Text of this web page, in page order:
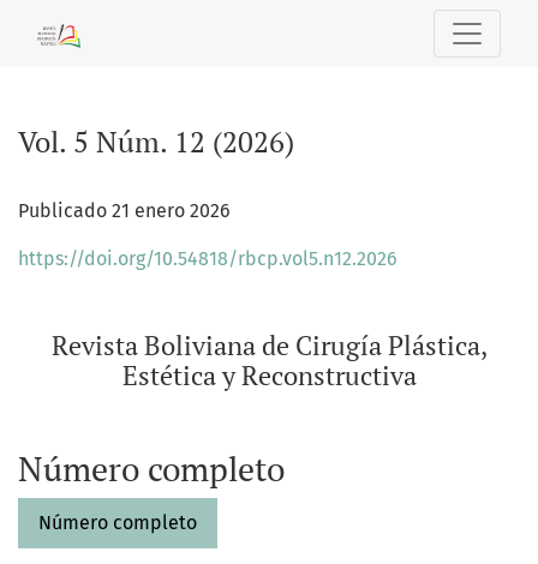
Vol. 5 Núm. 12 (2026): Revista Boliviana de Cirugía
Vol. 5 Núm. 12 (2026)
Publicado 21 enero 2026
https://doi.org/10.54818/rbcp.vol5.n12.2026
Revista Boliviana de Cirugía Plástica,
Estética y Reconstructiva
Número completo
Número completo